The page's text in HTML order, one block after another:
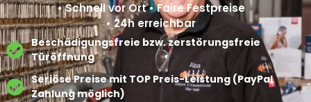
• Schnell vor Ort • Faire Festpreise
• 24h erreichbar
Beschädigungsfreie bzw. zerstörungsfreie
Türöffnung​
Seriöse Preise mit TOP Preis-Leistung (PayPal
Zahlung möglich)​